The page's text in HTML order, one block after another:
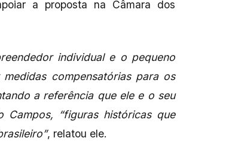
a proposta na Câmara dos
individual e o pequeno
compensatórias para os
a referência que ele e o seu
“figuras históricas que
, relatou ele.